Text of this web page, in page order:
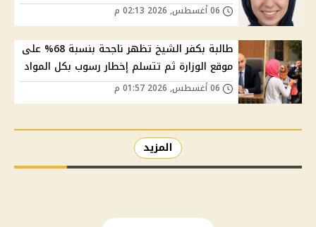
طالبة بكفر الشيخ تظهر ناجحة بنسبة 68% على
موقع الوزارة ثم تتسلم إخطار رسوب بكل المواد
المزيد